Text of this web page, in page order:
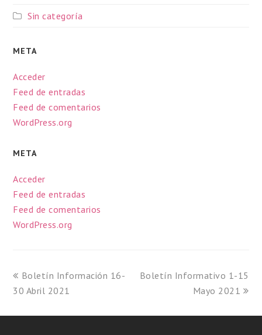
Sin categoría
META
Acceder
Feed de entradas
Feed de comentarios
WordPress.org
META
Acceder
Feed de entradas
Feed de comentarios
WordPress.org
Boletín Información 16-
30 Abril 2021
Boletín Informativo 1-15
Mayo 2021